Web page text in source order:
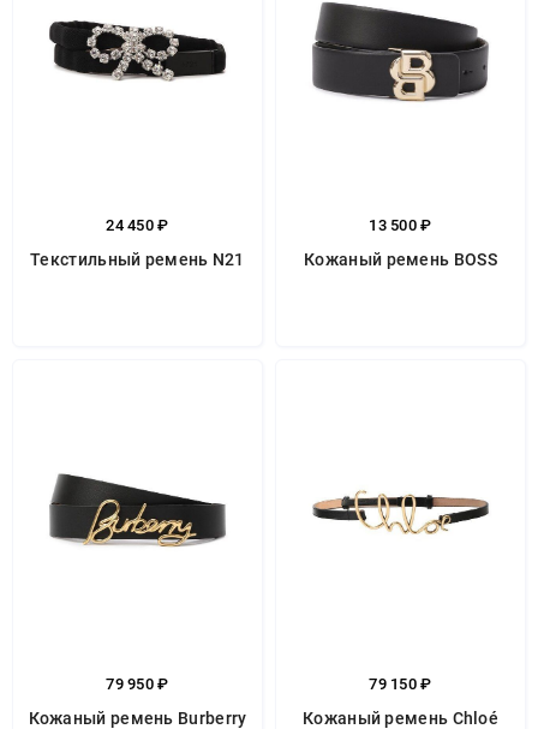
24 450 ₽
Текстильный ремень N21
13 500 ₽
Кожаный ремень BOSS
79 950 ₽
Кожаный ремень Burberry
79 150 ₽
Кожаный ремень Chloé